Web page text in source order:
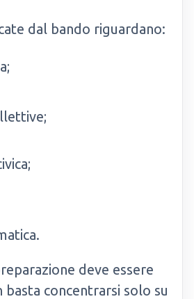
dal bando riguardano:
deve essere
basta concentrarsi solo su